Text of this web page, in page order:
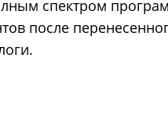
спектром
после